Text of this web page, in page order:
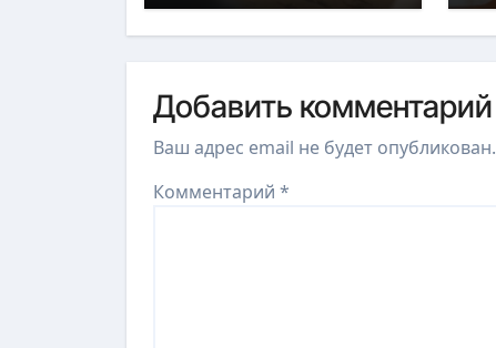
Добавить комментарий
Ваш адрес email не будет опубликован.
Комментарий *